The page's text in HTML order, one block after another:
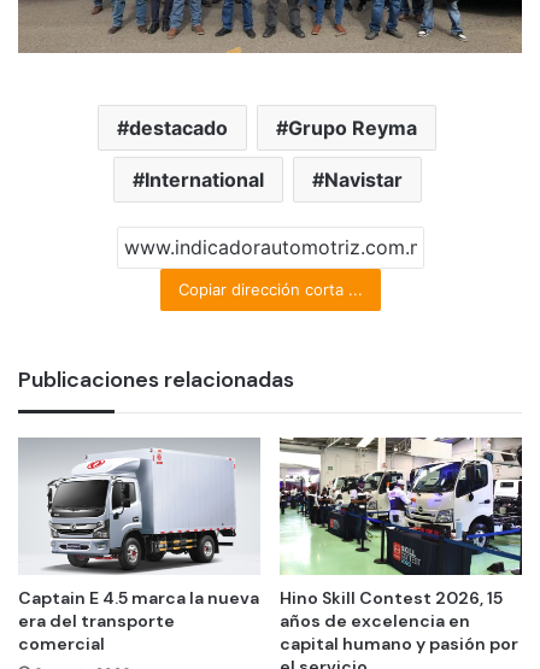
destacado Grupo Reyma
International Navistar
Copiar dirección corta ...
Publicaciones relacionadas
Captain E 4.5 marca la nueva
era del transporte
comercial
Hino Skill Contest 2026, 15
años de excelencia en
capital humano y pasión por